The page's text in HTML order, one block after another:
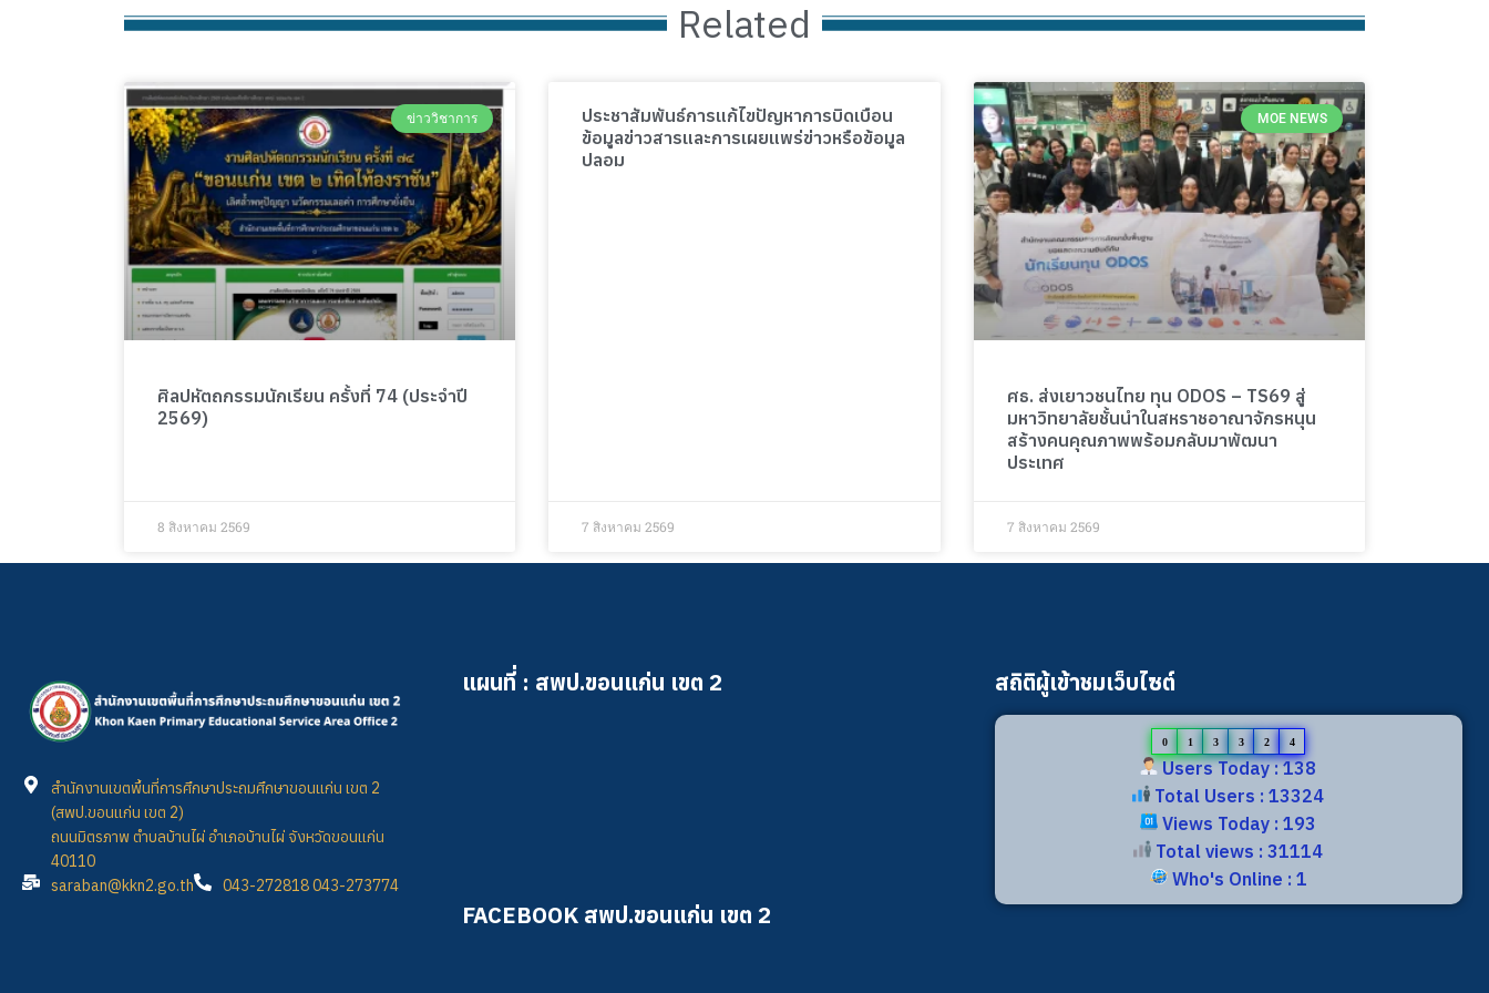
Related
ข่าววิชาการ
ศิลปหัตถกรรมนักเรียน ครั้งที่ 74 (ประจำปี
2569)
8 สิงหาคม 2569
ประชาสัมพันธ์การแก้ไขปัญหาการบิดเบือน
ข้อมูลข่าวสารและการเผยแพร่ข่าวหรือข้อมูล
ปลอม
7 สิงหาคม 2569
MOE NEWS
ศธ. ส่งเยาวชนไทย ทุน ODOS – TS69 สู่
มหาวิทยาลัยชั้นนำในสหราชอาณาจักรหนุน
สร้างคนคุณภาพพร้อมกลับมาพัฒนา
ประเทศ
7 สิงหาคม 2569
สำนักงานเขตพื้นที่การศึกษาประถมศึกษาขอนแก่น เขต 2
(สพป.ขอนแก่น เขต 2)
ถนนมิตรภาพ ตำบลบ้านไผ่ อำเภอบ้านไผ่ จังหวัดขอนแก่น
40110
saraban@kkn2.go.th
043-272818 043-273774
แผนที่ : สพป.ขอนแก่น เขต 2
FACEBOOK สพป.ขอนแก่น เขต 2
สถิติผู้เข้าชมเว็บไซต์
0 1 3 3 2 4
Users Today : 138
Total Users : 13324
Views Today : 193
Total views : 31114
Who's Online : 1